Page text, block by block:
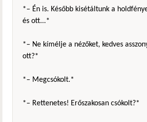
*– Én is. Később kisétáltunk a
és ott...*
*– Ne kímélje a nézőket, kedves
ott?*
*– Megcsókolt.*
*– Rettenetes! Erőszakosan csókolt?*